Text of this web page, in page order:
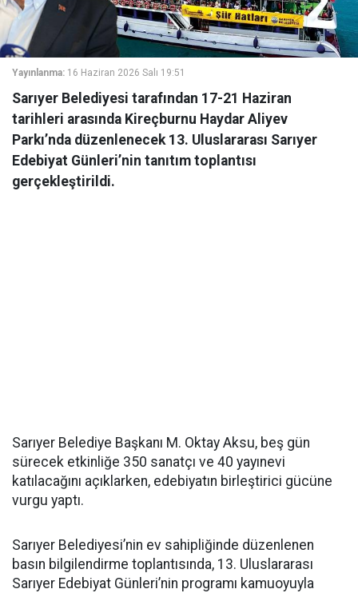
Yayınlanma: 16 Haziran 2026 Salı 19:51
Sarıyer Belediyesi tarafından 17-21 Haziran
tarihleri arasında Kireçburnu Haydar Aliyev
Parkı’nda düzenlenecek 13. Uluslararası Sarıyer
Edebiyat Günleri’nin tanıtım toplantısı
gerçekleştirildi.
Sarıyer Belediye Başkanı M. Oktay Aksu, beş gün
sürecek etkinliğe 350 sanatçı ve 40 yayınevi
katılacağını açıklarken, edebiyatın birleştirici gücüne
vurgu yaptı.
Sarıyer Belediyesi’nin ev sahipliğinde düzenlenen
basın bilgilendirme toplantısında, 13. Uluslararası
Sarıyer Edebiyat Günleri’nin programı kamuoyuyla